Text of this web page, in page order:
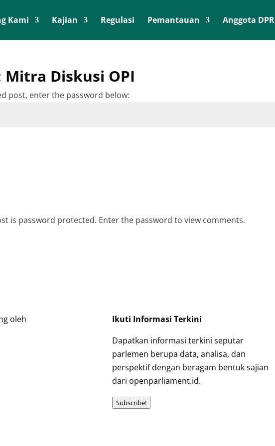
Kami Kajian Regulasi Pemantauan Anggota DPR
Diskusi OPI
post, enter the password below:
is password protected. Enter the password to view comments.
oleh
Ikuti Informasi Terkini
Dapatkan informasi terkini seputar
parlemen berupa data, analisa, dan
perspektif dengan beragam bentuk sajian
dari openparliament.id.
Subscribe!